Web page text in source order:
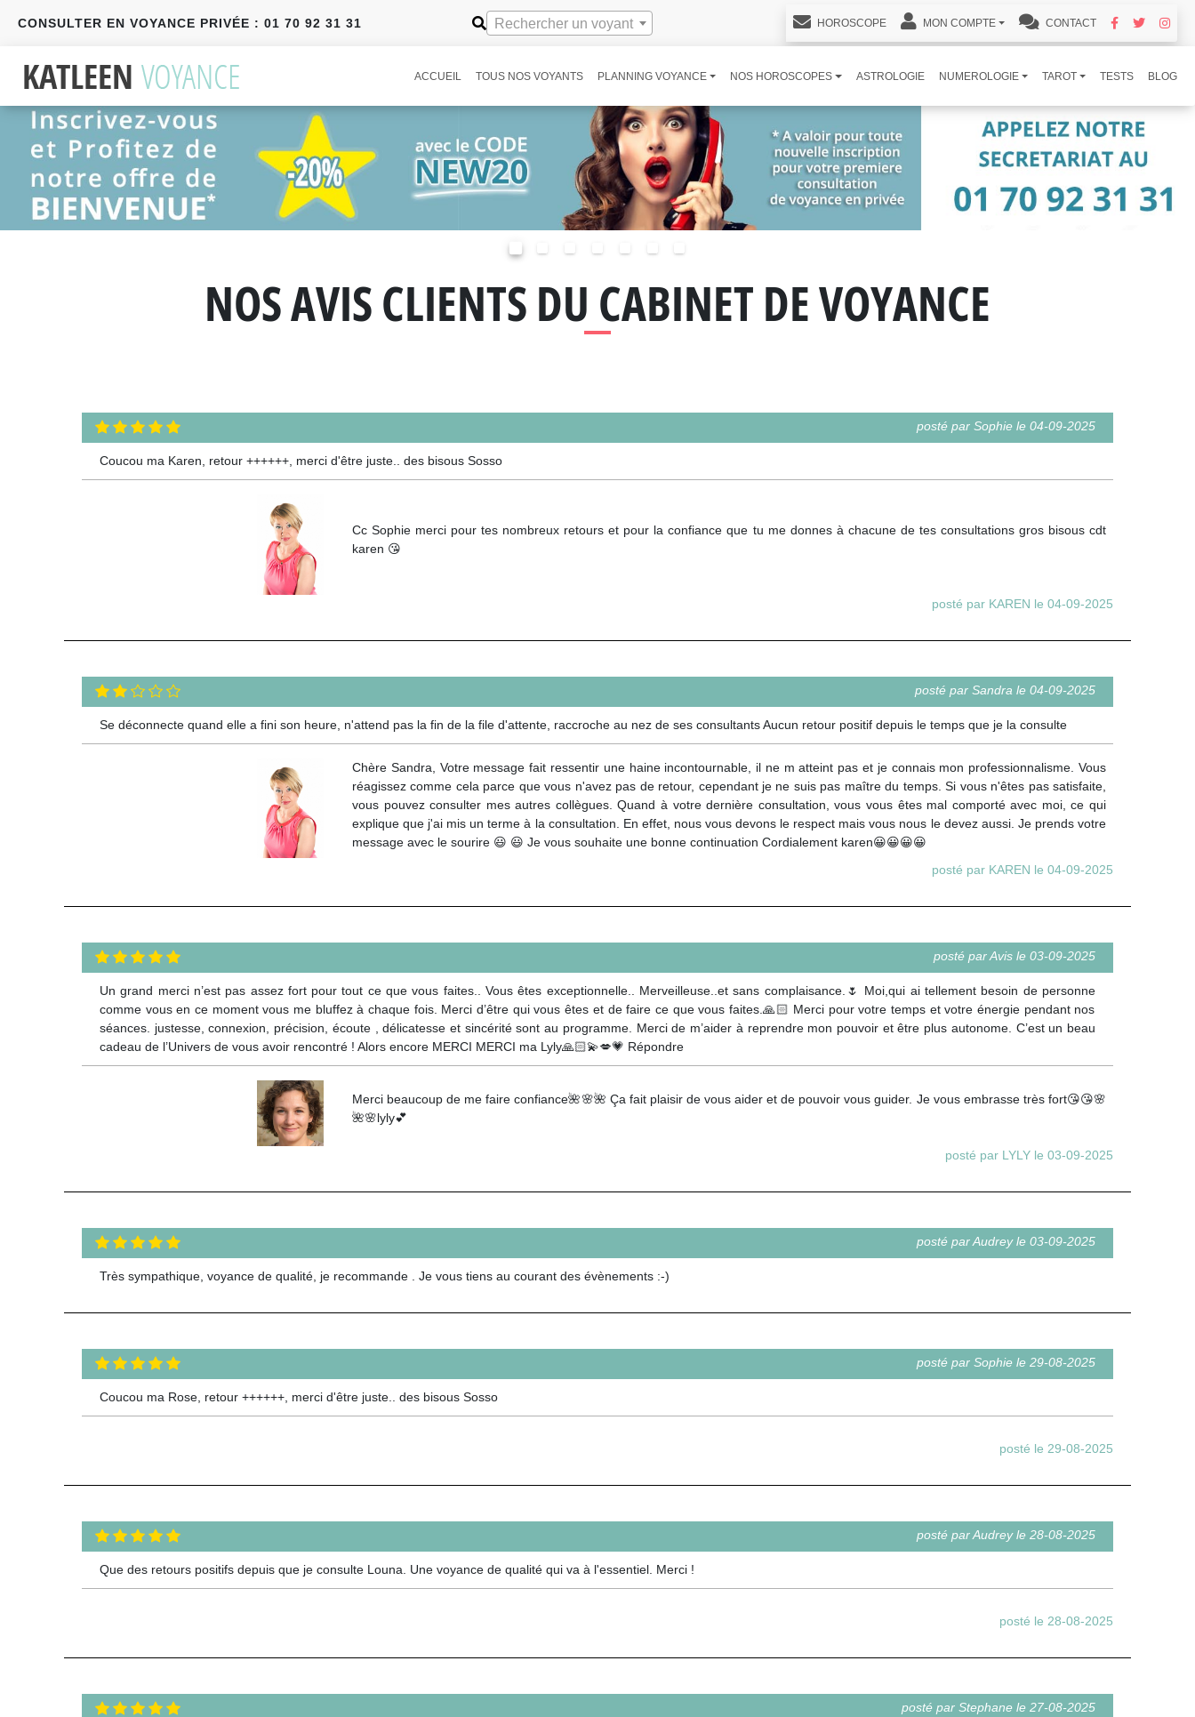
CONSULTER EN VOYANCE PRIVÉE : 01 70 92 31 31 Rechercher un voyant HOROSCOPE MON COMPTE CONTACT
ACCUEIL TOUS NOS VOYANTS PLANNING VOYANCE NOS HOROSCOPES ASTROLOGIE NUMEROLOGIE TAROT TESTS BLOG
NOS AVIS CLIENTS DU CABINET DE VOYANCE
posté par Sophie le 04-09-2025
Coucou ma Karen, retour ++++++, merci d'être juste.. des bisous Sosso
Cc Sophie merci pour tes nombreux retours et pour la confiance que tu me donnes à chacune de tes consultations gros bisous cdt
karen 😘
posté par KAREN le 04-09-2025
posté par Sandra le 04-09-2025
Se déconnecte quand elle a fini son heure, n'attend pas la fin de la file d'attente, raccroche au nez de ses consultants Aucun retour positif depuis le temps que je la consulte
Chère Sandra, Votre message fait ressentir une haine incontournable, il ne m atteint pas et je connais mon professionnalisme. Vous
réagissez comme cela parce que vous n'avez pas de retour, cependant je ne suis pas maître du temps. Si vous n'êtes pas satisfaite,
vous pouvez consulter mes autres collègues. Quand à votre dernière consultation, vous vous êtes mal comporté avec moi, ce qui
explique que j'ai mis un terme à la consultation. En effet, nous vous devons le respect mais vous nous le devez aussi. Je prends votre
message avec le sourire 😃 😃 Je vous souhaite une bonne continuation Cordialement karen😀😀😀😀
posté par KAREN le 04-09-2025
posté par Avis le 03-09-2025
Un grand merci n’est pas assez fort pour tout ce que vous faites.. Vous êtes exceptionnelle.. Merveilleuse..et sans complaisance.🌷 Moi,qui ai tellement besoin de personne
comme vous en ce moment vous me bluffez à chaque fois. Merci d’être qui vous êtes et de faire ce que vous faites.🙏🏻 Merci pour votre temps et votre énergie pendant nos
séances. justesse, connexion, précision, écoute , délicatesse et sincérité sont au programme. Merci de m’aider à reprendre mon pouvoir et être plus autonome. C’est un beau
cadeau de l’Univers de vous avoir rencontré ! Alors encore MERCI MERCI ma Lyly🙏🏻💫💋💗 Répondre
Merci beaucoup de me faire confiance🌺🌸🌺 Ça fait plaisir de vous aider et de pouvoir vous guider. Je vous embrasse très fort😘😘🌸
🌺🌸lyly💕
posté par LYLY le 03-09-2025
posté par Audrey le 03-09-2025
Très sympathique, voyance de qualité, je recommande . Je vous tiens au courant des évènements :-)
posté par Sophie le 29-08-2025
Coucou ma Rose, retour ++++++, merci d'être juste.. des bisous Sosso
posté le 29-08-2025
posté par Audrey le 28-08-2025
Que des retours positifs depuis que je consulte Louna. Une voyance de qualité qui va à l'essentiel. Merci !
posté le 28-08-2025
posté par Stephane le 27-08-2025